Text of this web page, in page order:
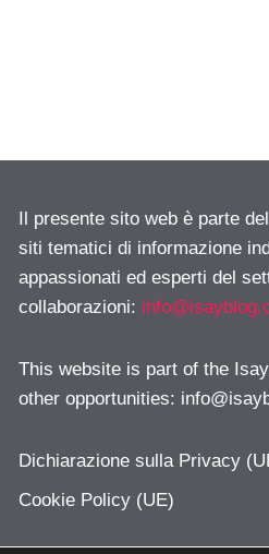
Il presente sito web è parte
siti tematici di informazione
appassionati ed esperti del
collaborazioni:
This website is part of the
other opportunities:
Dichiarazione sulla Privacy
Cookie Policy (UE)